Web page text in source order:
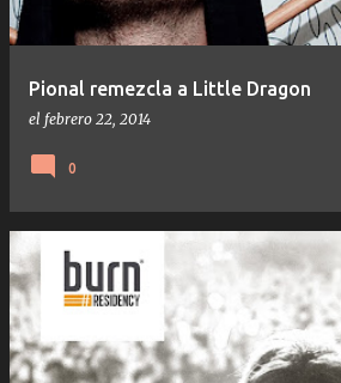
Pional remezcla a Little Dragon
el febrero 22, 2014
0